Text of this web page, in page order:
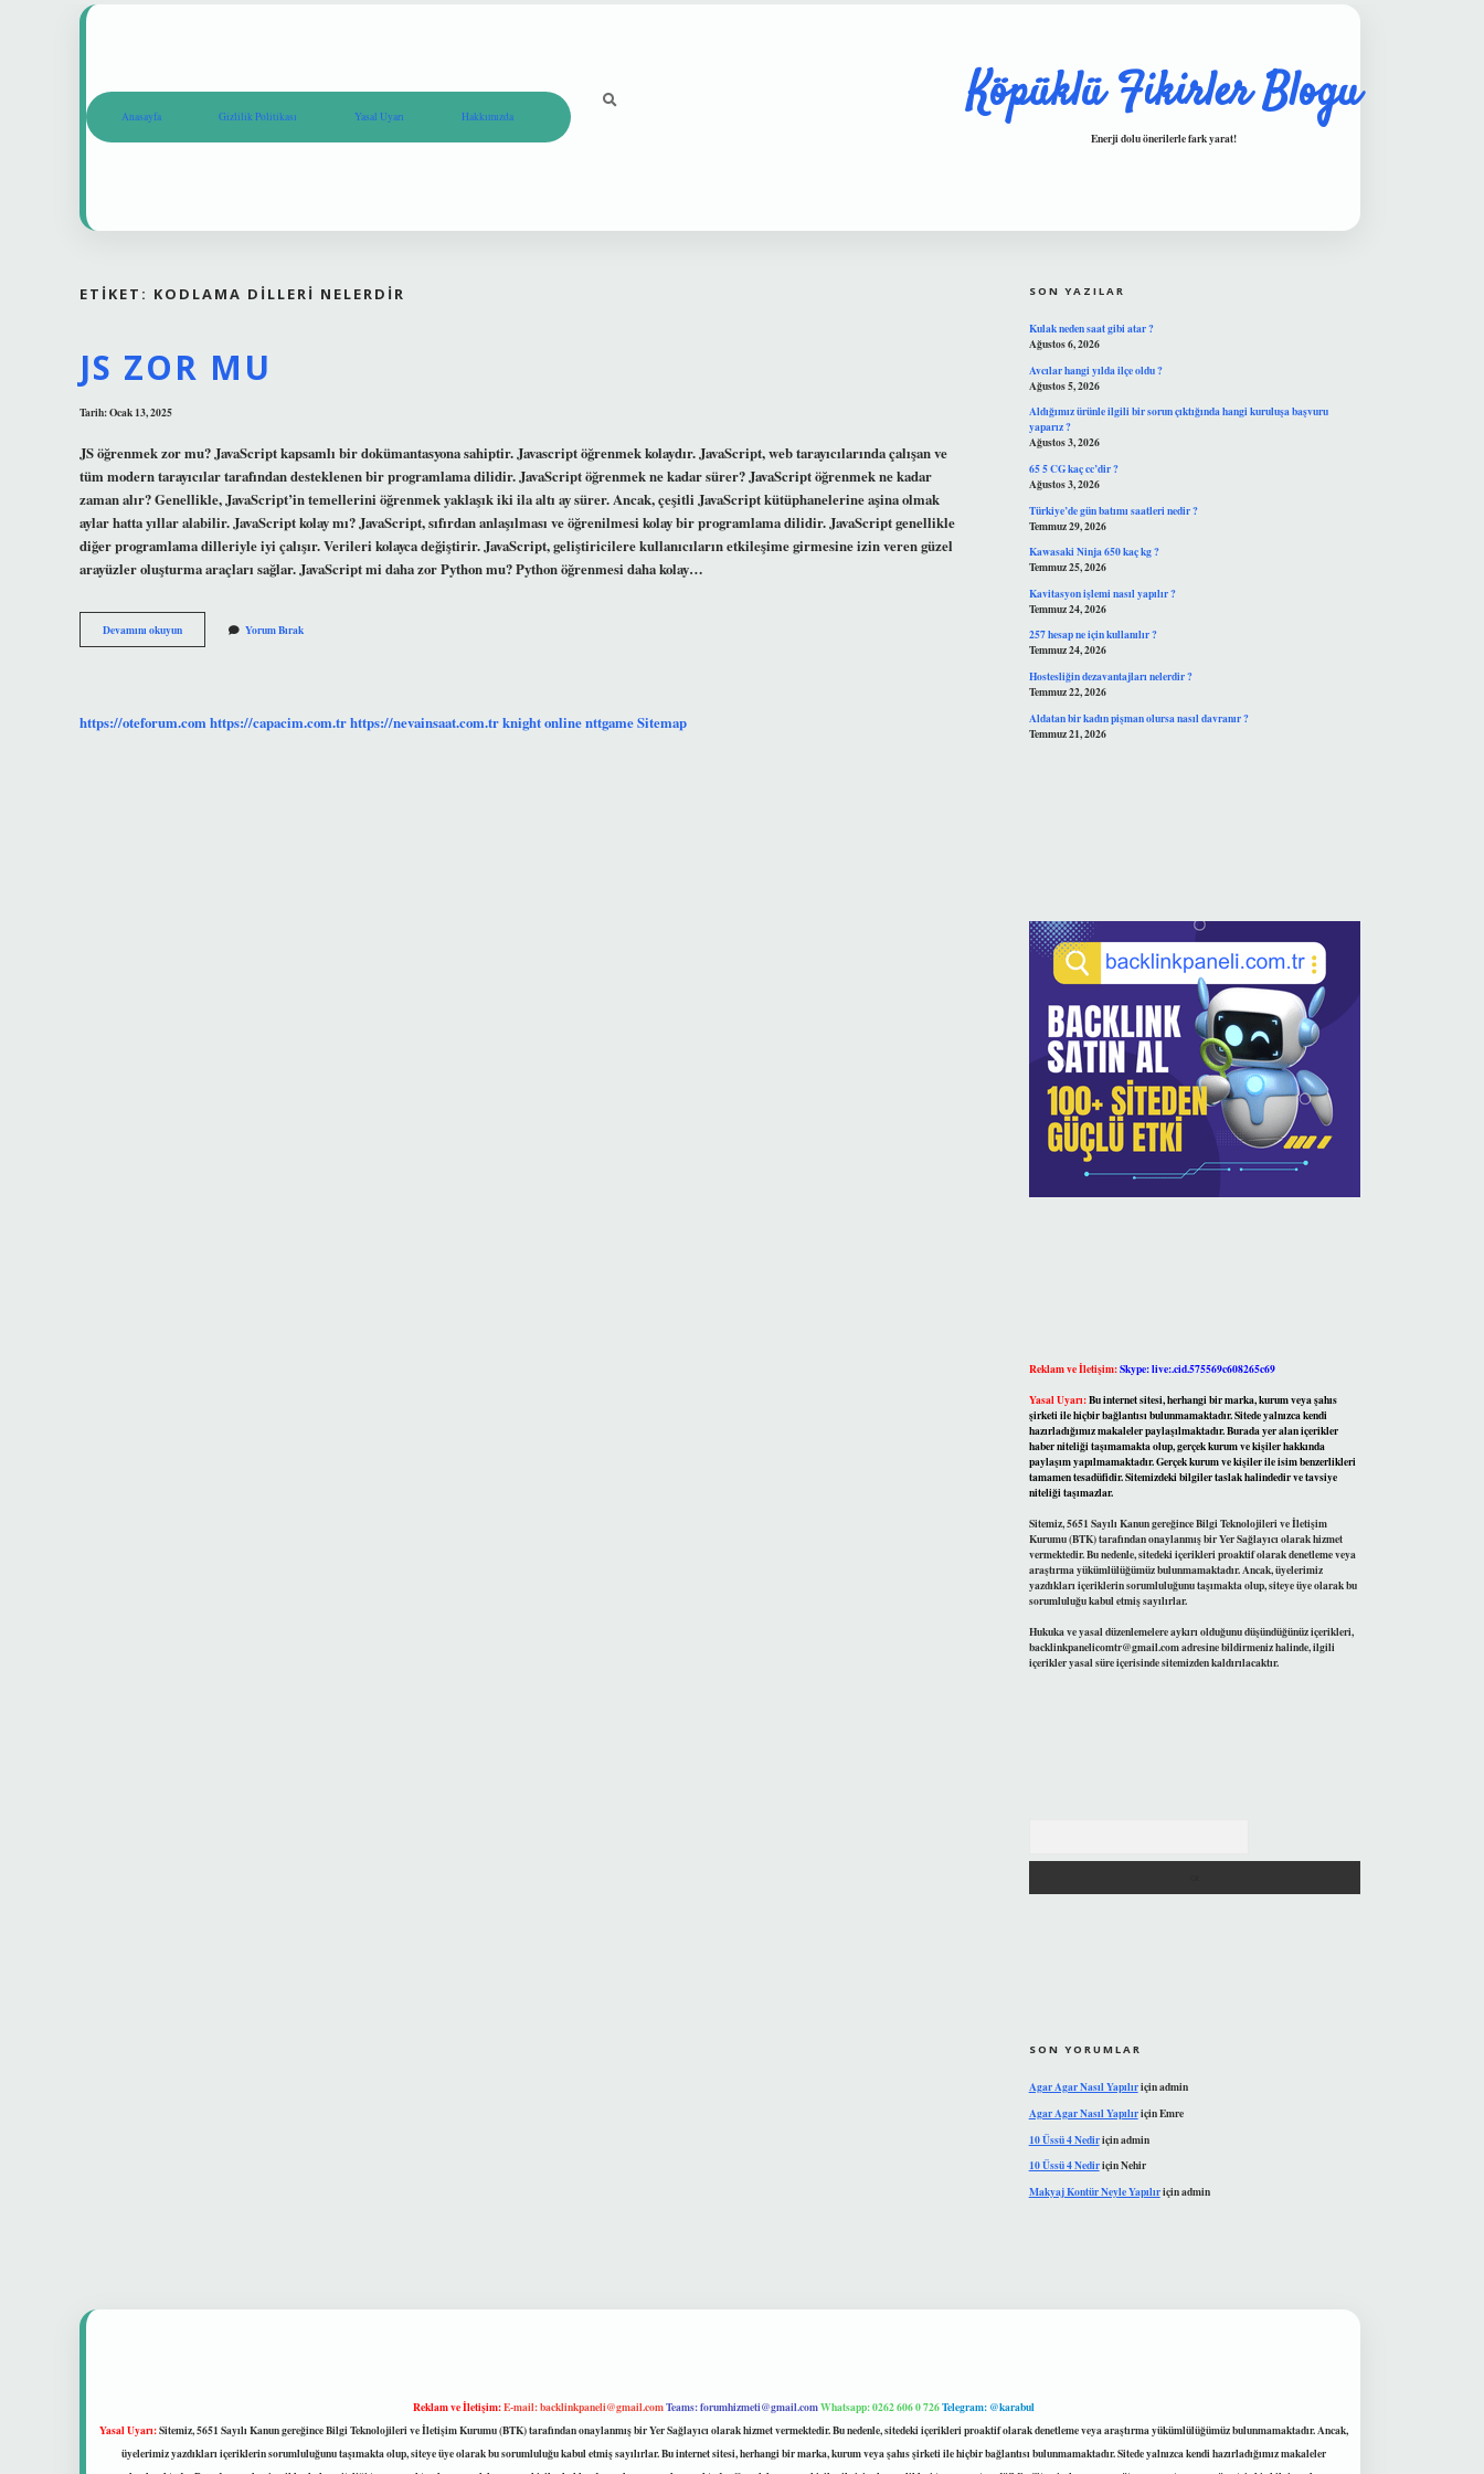
Anasayfa Gizlilik Politikası Yasal Uyarı Hakkımızda Köpüklü Fikirler Blogu
Enerji dolu önerilerle fark yarat!
ETIKET: KODLAMA DILLERI NELERDIR
JS ZOR MU
Tarih: Ocak 13, 2025
JS öğrenmek zor mu? JavaScript kapsamlı bir dokümantasyona sahiptir. Javascript öğrenmek kolaydır. JavaScript, web tarayıcılarında çalışan ve
tüm modern tarayıcılar tarafından desteklenen bir programlama dilidir. JavaScript öğrenmek ne kadar sürer? JavaScript öğrenmek ne kadar
zaman alır? Genellikle, JavaScript’in temellerini öğrenmek yaklaşık iki ila altı ay sürer. Ancak, çeşitli JavaScript kütüphanelerine aşina olmak
aylar hatta yıllar alabilir. JavaScript kolay mı? JavaScript, sıfırdan anlaşılması ve öğrenilmesi kolay bir programlama dilidir. JavaScript genellikle
diğer programlama dilleriyle iyi çalışır. Verileri kolayca değiştirir. JavaScript, geliştiricilere kullanıcıların etkileşime girmesine izin veren güzel
arayüzler oluşturma araçları sağlar. JavaScript mi daha zor Python mu? Python öğrenmesi daha kolay…
Devamını okuyunJs
Zor
Yorum Bırak
https://oteforum.comhttps://capacim.com.trhttps://nevainsaat.com.trknight onlinenttgameSitemap
SON YAZILAR
Kulak neden saat gibi atar ?
Ağustos 6, 2026
Avcılar hangi yılda ilçe oldu ?
Ağustos 5, 2026
Aldığımız ürünle ilgili bir sorun çıktığında hangi kuruluşa başvuru
yaparız ?
Ağustos 3, 2026
65 5 CG kaç cc’dir ?
Ağustos 3, 2026
Türkiye’de gün batımı saatleri nedir ?
Temmuz 29, 2026
Kawasaki Ninja 650 kaç kg ?
Temmuz 25, 2026
Kavitasyon işlemi nasıl yapılır ?
Temmuz 24, 2026
257 hesap ne için kullanılır ?
Temmuz 24, 2026
Hostesliğin dezavantajları nelerdir ?
Temmuz 22, 2026
Aldatan bir kadın pişman olursa nasıl davranır ?
Temmuz 21, 2026
Reklam ve İletişim:Skype: live:.cid.575569c608265c69
Yasal Uyarı:Bu internet sitesi, herhangi bir marka, kurum veya şahıs
şirketi ile hiçbir bağlantısı bulunmamaktadır. Sitede yalnızca kendi
hazırladığımız makaleler paylaşılmaktadır. Burada yer alan içerikler
haber niteliği taşımamakta olup, gerçek kurum ve kişiler hakkında
paylaşım yapılmamaktadır. Gerçek kurum ve kişiler ile isim benzerlikleri
tamamen tesadüfidir. Sitemizdeki bilgiler taslak halindedir ve tavsiye
niteliği taşımazlar.
Sitemiz, 5651 Sayılı Kanun gereğince Bilgi Teknolojileri ve İletişim
Kurumu (BTK) tarafından onaylanmış bir Yer Sağlayıcı olarak hizmet
vermektedir. Bu nedenle, sitedeki içerikleri proaktif olarak denetleme veya
araştırma yükümlülüğümüz bulunmamaktadır. Ancak, üyelerimiz
yazdıkları içeriklerin sorumluluğunu taşımakta olup, siteye üye olarak bu
sorumluluğu kabul etmiş sayılırlar.
Hukuka ve yasal düzenlemelere aykırı olduğunu düşündüğünüz içerikleri,
backlinkpanelicomtr@gmail.comadresine bildirmeniz halinde, ilgili
içerikler yasal süre içerisinde sitemizden kaldırılacaktır.
SON YORUMLAR
Agar Agar Nasıl Yapılıriçinadmin
Agar Agar Nasıl YapılıriçinEmre
10 Üssü 4 Nediriçinadmin
10 Üssü 4 NediriçinNehir
Makyaj Kontür Neyle Yapılıriçinadmin
Reklam ve İletişim:E-mail:backlinkpaneli@gmail.comTeams:forumhizmeti@gmail.comWhatsapp: 0262 606 0 726Telegram: @karabul
Yasal Uyarı:Sitemiz, 5651 Sayılı Kanun gereğince Bilgi Teknolojileri ve İletişim Kurumu (BTK) tarafından onaylanmış bir Yer Sağlayıcı olarak hizmet vermektedir. Bu nedenle, sitedeki içerikleri proaktif olarak denetleme veya araştırma yükümlülüğümüz bulunmamaktadır. Ancak,
üyelerimiz yazdıkları içeriklerin sorumluluğunu taşımakta olup, siteye üye olarak bu sorumluluğu kabul etmiş sayılırlar. Bu internet sitesi, herhangi bir marka, kurum veya şahıs şirketi ile hiçbir bağlantısı bulunmamaktadır. Sitede yalnızca kendi hazırladığımız makaleler